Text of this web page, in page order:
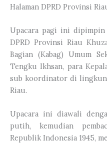
Halaman DPRD Provinsi
Upacara pagi ini
DPRD Provinsi Riau
Bagian (Kabag) Umum
Tengku Ikhsan, para
sub koordinator di
Riau.
Upacara ini diawali
putih, kemudian
Republik Indonesia 1945,